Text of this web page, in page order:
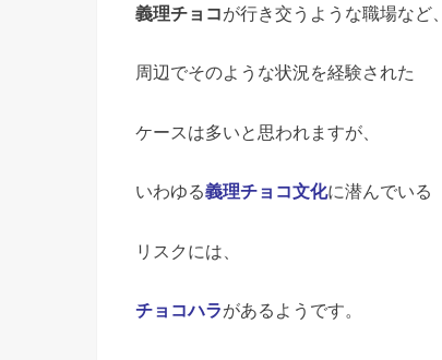
義理チョコが行き交うような職場など、
周辺でそのような状況を経験された
ケースは多いと思われますが、
いわゆる義理チョコ文化に潜んでいる
リスクには、
チョコハラがあるようです。